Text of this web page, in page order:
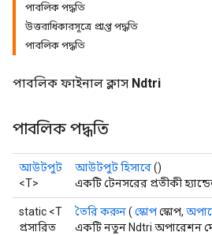
পাবলিক পদ্ধতি
উত্তরাধিকারসূত্রে প্রাপ্ত পদ্ধতি
পাবলিক পদ্ধতি
পাবলিক ফাইনাল ক্লাস Ndtri
পাবলিক পদ্ধতি
আউটপুট
<T>
আউটপুট হিসাবে()
একটি টেনসরের প্রতীকী
static <T
প্রসারিত
তৈরি করুন( স্কোপস্কোপ,
একটি নতুন Ndtri অপারেশন